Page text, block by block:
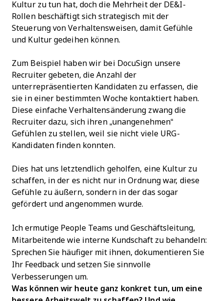
Kultur zu tun hat, doch die Mehrheit der DE&I-
Rollen beschäftigt sich strategisch mit der
Steuerung von Verhaltensweisen, damit Gefühle
und Kultur gedeihen können.
Zum Beispiel haben wir bei DocuSign unsere
Recruiter gebeten, die Anzahl der
unterrepräsentierten Kandidaten zu erfassen, die
sie in einer bestimmten Woche kontaktiert haben.
Diese einfache Verhaltensänderung zwang die
Recruiter dazu, sich ihren „unangenehmen“
Gefühlen zu stellen, weil sie nicht viele URG-
Kandidaten finden konnten.
Dies hat uns letztendlich geholfen, eine Kultur zu
schaffen, in der es nicht nur in Ordnung war, diese
Gefühle zu äußern, sondern in der das sogar
gefördert und angenommen wurde.
Ich ermutige People Teams und Geschäftsleitung,
Mitarbeitende wie interne Kundschaft zu behandeln:
Sprechen Sie häufiger mit ihnen, dokumentieren Sie
Ihr Feedback und setzen Sie sinnvolle
Verbesserungen um.
Was können wir heute ganz konkret tun, um eine